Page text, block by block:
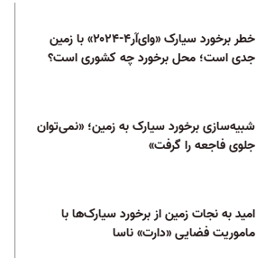
خطر برخورد سیارک «وای‌آر۴-۲۰۲۴» با زمین
جدی است؛ محل برخورد چه کشوری است؟
شبیه‌سازی برخورد سیارک به زمین؛ «نمی‌توان
جلوی فاجعه‌ را گرفت»
امید به نجات زمین از برخورد سیارک‌ها با
ماموریت فضایی «دارت» ناسا